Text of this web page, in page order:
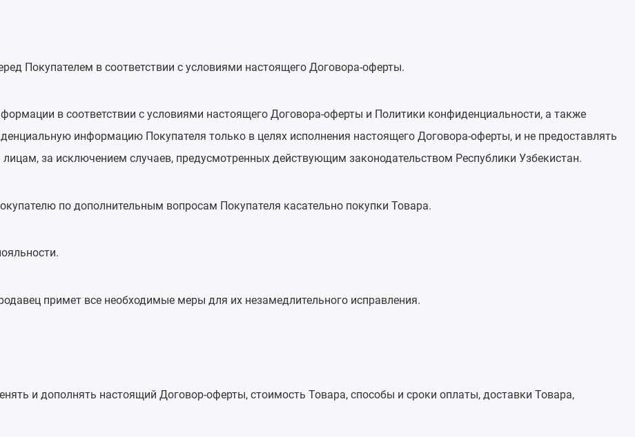
Покупателем в соответствии с условиями настоящего Договора-оферты.
в соответствии с условиями настоящего Договора-оферты и Политики конфиденциальности, а также
информацию Покупателя только в целях исполнения настоящего Договора-оферты, и не предоставлять
за исключением случаев, предусмотренных действующим законодательством Республики Узбекистан.
по дополнительным вопросам Покупателя касательно покупки Товара.
примет все необходимые меры для их незамедлительного исправления.
и дополнять настоящий Договор-оферты, стоимость Товара, способы и сроки оплаты, доставки Товара,